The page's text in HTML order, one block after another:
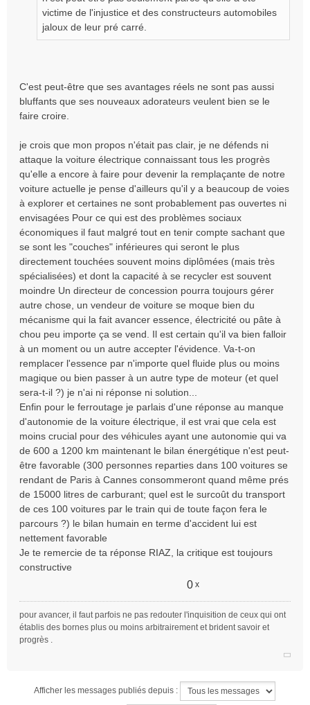
victime de l'injustice et des constructeurs automobiles
jaloux de leur pré carré.
C'est peut-être que ses avantages réels ne sont pas aussi
bluffants que ses nouveaux adorateurs veulent bien se le
faire croire.
je crois que mon propos n'était pas clair, je ne défends ni
attaque la voiture électrique connaissant tous les progrès
qu'elle a encore à faire pour devenir la remplaçante de notre
voiture actuelle je pense d'ailleurs qu'il y a beaucoup de voies
à explorer et certaines ne sont probablement pas ouvertes ni
envisagées Pour ce qui est des problèmes sociaux
économiques il faut malgré tout en tenir compte sachant que
se sont les "couches" inférieures qui seront le plus
directement touchées souvent moins diplômées (mais très
spécialisées) et dont la capacité à se recycler est souvent
moindre Un directeur de concession pourra toujours gérer
autre chose, un vendeur de voiture se moque bien du
mécanisme qui la fait avancer essence, électricité ou pâte à
chou peu importe ça se vend. Il est certain qu'il va bien falloir
à un moment ou un autre accepter l'évidence. Va-t-on
remplacer l'essence par n'importe quel fluide plus ou moins
magique ou bien passer à un autre type de moteur (et quel
sera-t-il ?) je n'ai ni réponse ni solution...
Enfin pour le ferroutage je parlais d'une réponse au manque
d'autonomie de la voiture électrique, il est vrai que cela est
moins crucial pour des véhicules ayant une autonomie qui va
de 600 a 1200 km maintenant le bilan énergétique n'est peut-
être favorable (300 personnes reparties dans 100 voitures se
rendant de Paris à Cannes consommeront quand même prés
de 15000 litres de carburant; quel est le surcoût du transport
de ces 100 voitures par le train qui de toute façon fera le
parcours ?) le bilan humain en terme d'accident lui est
nettement favorable
Je te remercie de ta réponse RIAZ, la critique est toujours
constructive
0 x
pour avancer, il faut parfois ne pas redouter l'inquisition de ceux qui ont
établis des bornes plus ou moins arbitrairement et brident savoir et
progrès .
Afficher les messages publiés depuis :